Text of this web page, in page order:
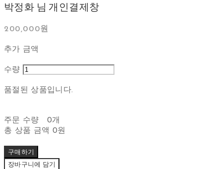
박정화 님 개인결제창
200,000원
추가 금액
수량
품절된 상품입니다.
주문 수량
0개
총 상품 금액 0원
구매하기
장바구니에 담기